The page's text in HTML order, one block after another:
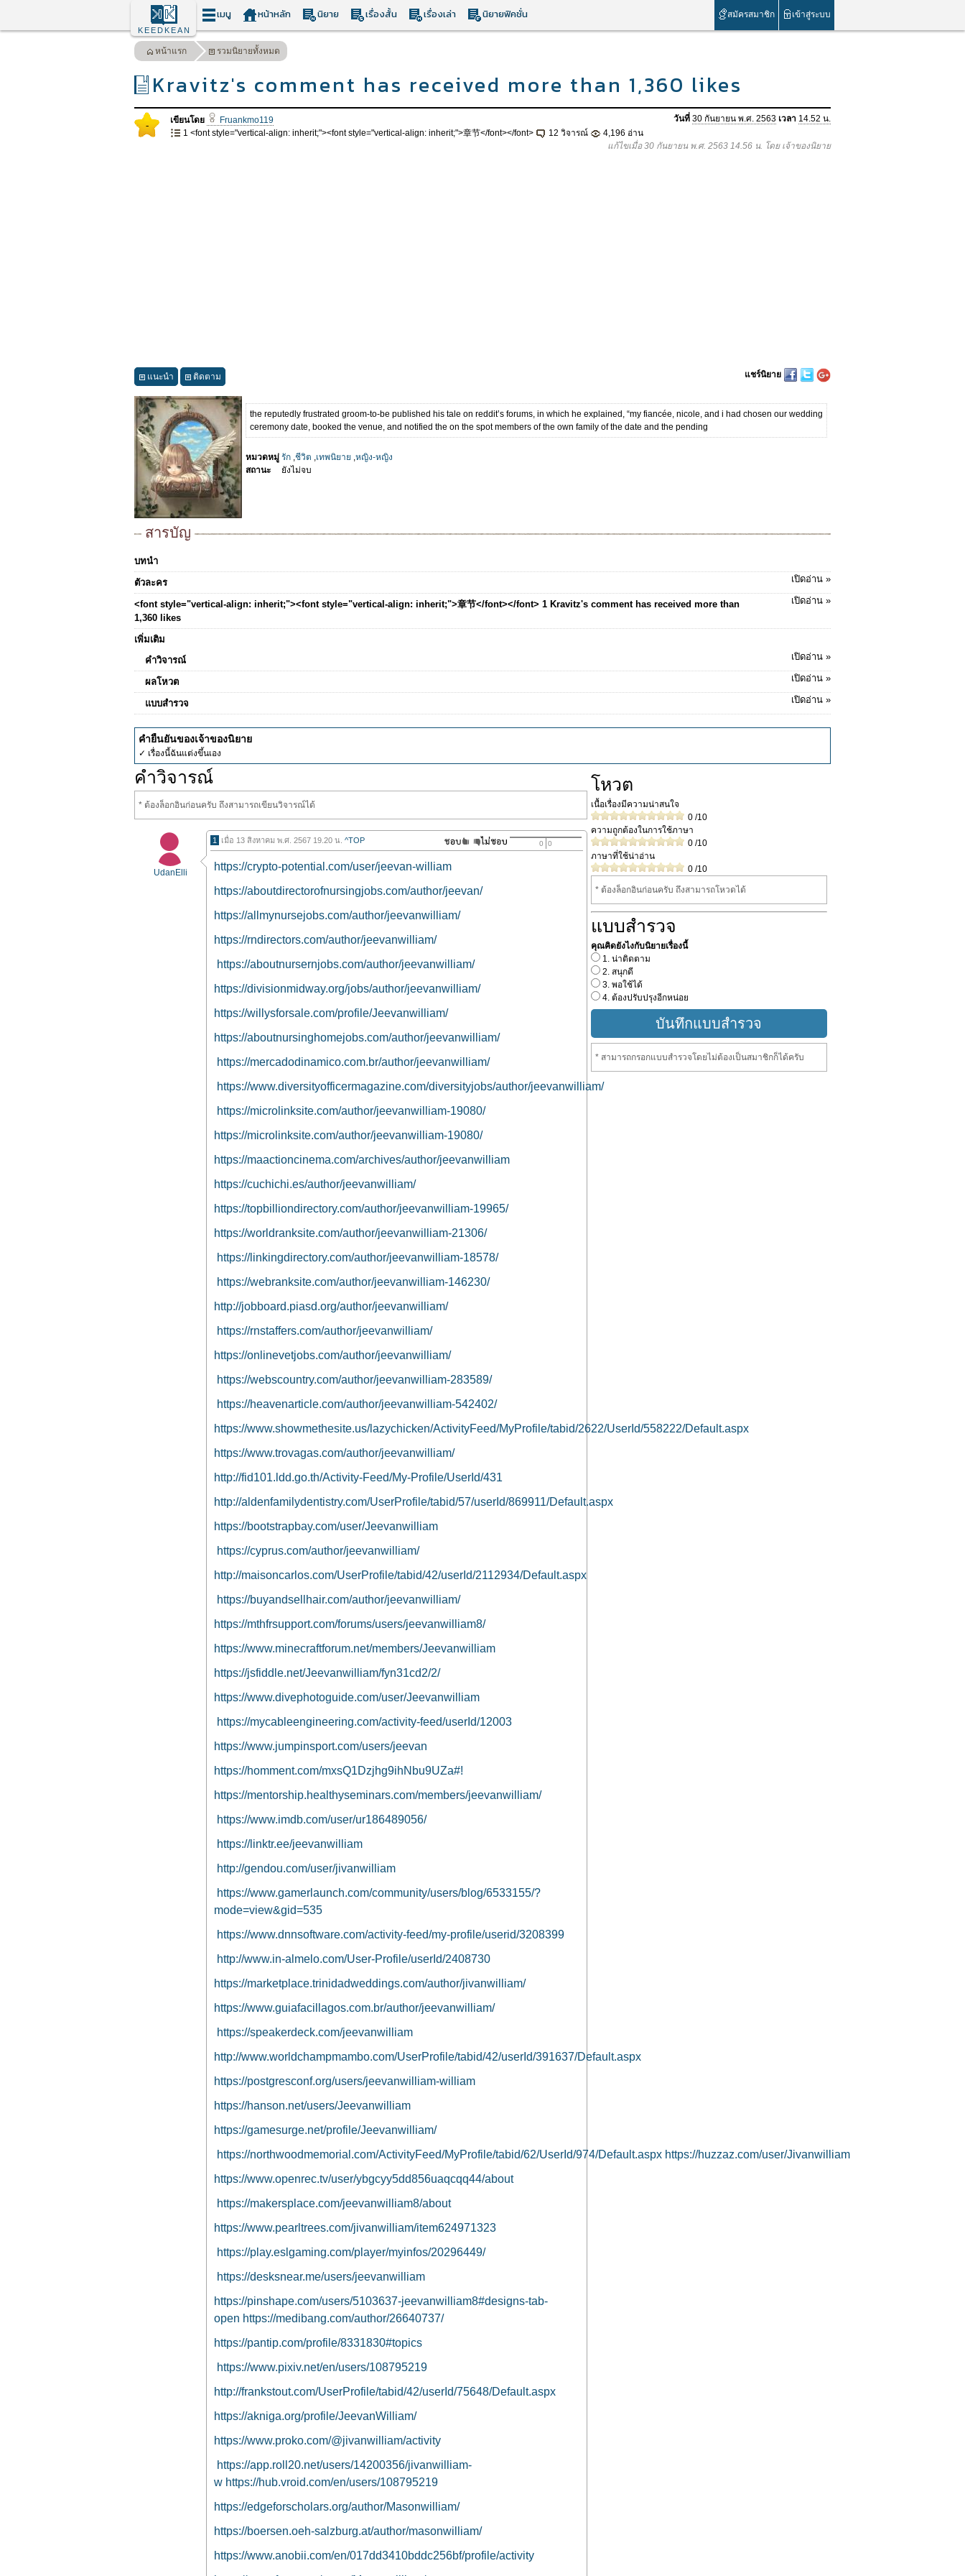
KEEDKEAN
เมนู หน้าหลัก นิยาย เรื่องสั้น เรื่องเล่า นิยายฟิคชั่น สมัครสมาชิก เข้าสู่ระบบ
หน้าแรก รวมนิยายทั้งหมด
Kravitz's comment has received more than 1,360 likes
- เขียนโดย Fruankmo119 วันที่ 30 กันยายน พ.ศ. 2563 เวลา 14.52 น.
1 <font style="vertical-align: inherit;"><font style="vertical-align: inherit;">章节</font></font>
12 วิจารณ์
4,196 อ่าน
แก้ไขเมื่อ 30 กันยายน พ.ศ. 2563 14.56 น. โดย เจ้าของนิยาย
แนะนำ ติดตาม แชร์นิยาย
the reputedly frustrated groom-to-be published his tale on reddit’s forums, in which he explained, “my fiancée, nicole, and i had chosen our wedding
ceremony date, booked the venue, and notified the on the spot members of the own family of the date and the pending
หมวดหมู่ รัก ,ชีวิต ,เทพนิยาย ,หญิง-หญิง
สถานะ
ยังไม่จบ
สารบัญ
บทนำ
ตัวละคร
เปิดอ่าน »
<font style="vertical-align: inherit;"><font style="vertical-align: inherit;">章节</font></font> 1 Kravitz's comment has received more than
1,360 likes
เปิดอ่าน »
เพิ่มเติม
คำวิจารณ์
เปิดอ่าน »
ผลโหวต เปิดอ่าน »
แบบสำรวจ เปิดอ่าน »
คำยืนยันของเจ้าของนิยาย
✓ เรื่องนี้ฉันแต่งขึ้นเอง
คำวิจารณ์
* ต้องล็อกอินก่อนครับ ถึงสามารถเขียนวิจารณ์ได้
UdanElli
1 เมื่อ 13 สิงหาคม พ.ศ. 2567 19.20 น. ^TOP 0 0
https://crypto-potential.com/user/jeevan-william
https://aboutdirectorofnursingjobs.com/author/jeevan/
https://allmynursejobs.com/author/jeevanwilliam/
https://rndirectors.com/author/jeevanwilliam/
https://aboutnursernjobs.com/author/jeevanwilliam/
https://divisionmidway.org/jobs/author/jeevanwilliam/
https://willysforsale.com/profile/Jeevanwilliam/
https://aboutnursinghomejobs.com/author/jeevanwilliam/
https://mercadodinamico.com.br/author/jeevanwilliam/
https://www.diversityofficermagazine.com/diversityjobs/author/jeevanwilliam/
https://microlinksite.com/author/jeevanwilliam-19080/
https://microlinksite.com/author/jeevanwilliam-19080/
https://maactioncinema.com/archives/author/jeevanwilliam
https://cuchichi.es/author/jeevanwilliam/
https://topbilliondirectory.com/author/jeevanwilliam-19965/
https://worldranksite.com/author/jeevanwilliam-21306/
https://linkingdirectory.com/author/jeevanwilliam-18578/
https://webranksite.com/author/jeevanwilliam-146230/
http://jobboard.piasd.org/author/jeevanwilliam/
https://rnstaffers.com/author/jeevanwilliam/
https://onlinevetjobs.com/author/jeevanwilliam/
https://webscountry.com/author/jeevanwilliam-283589/
https://heavenarticle.com/author/jeevanwilliam-542402/
https://www.showmethesite.us/lazychicken/ActivityFeed/MyProfile/tabid/2622/UserId/558222/Default.aspx
https://www.trovagas.com/author/jeevanwilliam/
http://fid101.ldd.go.th/Activity-Feed/My-Profile/UserId/431
http://aldenfamilydentistry.com/UserProfile/tabid/57/userId/869911/Default.aspx
https://bootstrapbay.com/user/Jeevanwilliam
https://cyprus.com/author/jeevanwilliam/
http://maisoncarlos.com/UserProfile/tabid/42/userId/2112934/Default.aspx
https://buyandsellhair.com/author/jeevanwilliam/
https://mthfrsupport.com/forums/users/jeevanwilliam8/
https://www.minecraftforum.net/members/Jeevanwilliam
https://jsfiddle.net/Jeevanwilliam/fyn31cd2/2/
https://www.divephotoguide.com/user/Jeevanwilliam
https://mycableengineering.com/activity-feed/userId/12003
https://www.jumpinsport.com/users/jeevan
https://homment.com/mxsQ1Dzjhg9ihNbu9UZa#!
https://mentorship.healthyseminars.com/members/jeevanwilliam/
https://www.imdb.com/user/ur186489056/
https://linktr.ee/jeevanwilliam
http://gendou.com/user/jivanwilliam
https://www.gamerlaunch.com/community/users/blog/6533155/?
mode=view&gid=535
https://www.dnnsoftware.com/activity-feed/my-profile/userid/3208399
http://www.in-almelo.com/User-Profile/userId/2408730
https://marketplace.trinidadweddings.com/author/jivanwilliam/
https://www.guiafacillagos.com.br/author/jeevanwilliam/
https://speakerdeck.com/jeevanwilliam
http://www.worldchampmambo.com/UserProfile/tabid/42/userId/391637/Default.aspx
https://postgresconf.org/users/jeevanwilliam-william
https://hanson.net/users/Jeevanwilliam
https://gamesurge.net/profile/Jeevanwilliam/
https://northwoodmemorial.com/ActivityFeed/MyProfile/tabid/62/UserId/974/Default.aspx https://huzzaz.com/user/Jivanwilliam
https://www.openrec.tv/user/ybgcyy5dd856uaqcqq44/about
https://makersplace.com/jeevanwilliam8/about
https://www.pearltrees.com/jivanwilliam/item624971323
https://play.eslgaming.com/player/myinfos/20296449/
https://desksnear.me/users/jeevanwilliam
https://pinshape.com/users/5103637-jeevanwilliam8#designs-tab-
open https://medibang.com/author/26640737/
https://pantip.com/profile/8331830#topics
https://www.pixiv.net/en/users/108795219
http://frankstout.com/UserProfile/tabid/42/userId/75648/Default.aspx
https://akniga.org/profile/JeevanWilliam/
https://www.proko.com/@jivanwilliam/activity
https://app.roll20.net/users/14200356/jivanwilliam-
w https://hub.vroid.com/en/users/108795219
https://edgeforscholars.org/author/Masonwilliam/
https://boersen.oeh-salzburg.at/author/masonwilliam/
https://www.anobii.com/en/017dd3410bddc256bf/profile/activity
โหวต
เนื้อเรื่องมีความน่าสนใจ
0/10
ความถูกต้องในการใช้ภาษา
0/10
ภาษาที่ใช้น่าอ่าน
0/10
* ต้องล็อกอินก่อนครับ ถึงสามารถโหวดได้
แบบสำรวจ
คุณคิดยังไงกับนิยายเรื่องนี้
1. น่าติดตาม
2. สนุกดี
3. พอใช้ได้
4. ต้องปรับปรุงอีกหน่อย
* สามารถกรอกแบบสำรวจโดยไม่ต้องเป็นสมาชิกก็ได้ครับ